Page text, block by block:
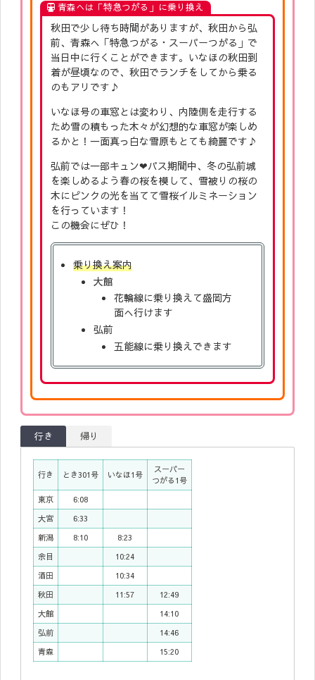
青森へは「特急つがる」に乗り換え
秋田で少し待ち時間がありますが、秋田から弘
前、青森へ「特急つがる・スーパーつがる」で
当日中に行くことができます。いなほの秋田到
着が昼頃なので、秋田でランチをしてから乗る
のもアリです♪
いなほ号の車窓とは変わり、内陸側を走行する
ため雪の積もった木々が幻想的な車窓が楽しめ
るかと！一面真っ白な雪原もとても綺麗です♪
弘前では一部キュン❤︎パス期間中、冬の弘前城
を楽しめるよう春の桜を模して、雪被りの桜の
木にピンクの光を当てて雪桜イルミネーション
を行っています！
この機会にぜひ！
乗り換え案内
大館
花輪線に乗り換えて盛岡方
面へ行けます
弘前
五能線に乗り換えできます
行き 帰り
行き とき301号 いなほ1号
スーパー
つがる1号
東京
6:08
大宮
6:33
新潟
8:10
8:23
余目
10:24
酒田
10:34
秋田
11:57
12:49
大館
14:10
弘前
14:46
青森
15:20